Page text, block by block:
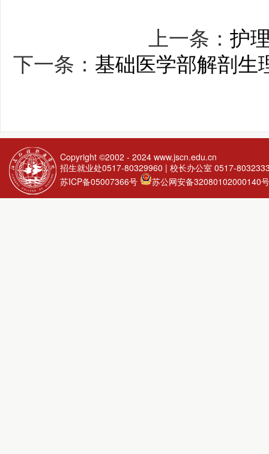
上一条： 护
下一条： 基础医学部解剖生
Copyright ©2002 - 2024 www.jscn.edu.cn
招生就业处0517-80329960 | 校长办公室 0517-
苏ICP备05007366号
苏公网安备32080102000140号